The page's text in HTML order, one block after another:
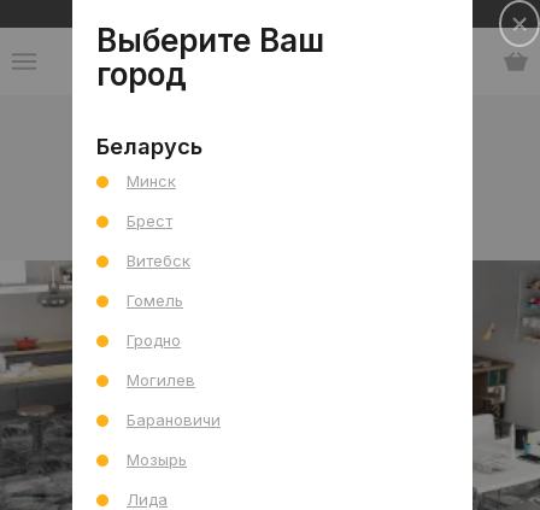
Выберите Ваш
город
Беларусь
Минск
Брест
Витебск
Гомель
Гродно
Могилев
Барановичи
Мозырь
Лида